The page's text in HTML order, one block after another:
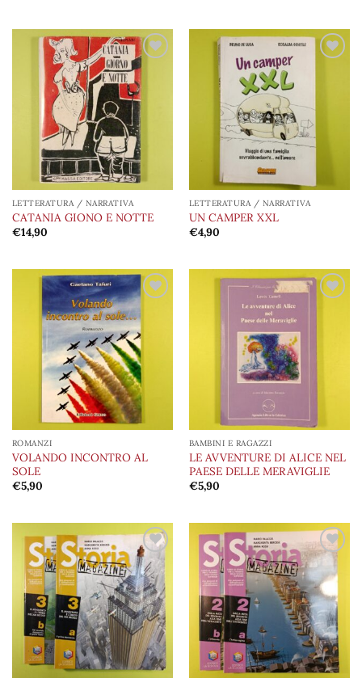
Aggiungi
alla lista
dei
desideri
LETTERATURA / NARRATIVA
CATANIA GIONO E NOTTE
€14,90
LETTERATURA / NARRATIVA
UN CAMPER XXL
€4,90
Aggiungi
alla lista
dei
desideri
ROMANZI
VOLANDO INCONTRO AL
SOLE
€5,90
BAMBINI E RAGAZZI
LE AVVENTURE DI ALICE NEL
PAESE DELLE MERAVIGLIE
€5,90
Aggiungi
alla lista
dei
desideri
Aggiungi
alla lista
dei
desideri